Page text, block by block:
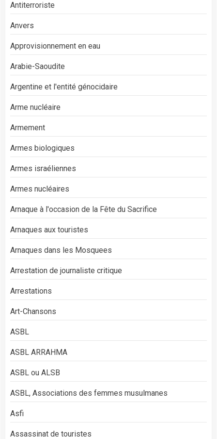
Antiterroriste
Anvers
Approvisionnement en eau
Arabie-Saoudite
Argentine et l'entité génocidaire
Arme nucléaire
Armement
Armes biologiques
Armes israéliennes
Armes nucléaires
Arnaque à l'occasion de la Fête du Sacrifice
Arnaques aux touristes
Arnaques dans les Mosquees
Arrestation de journaliste critique
Arrestations
Art-Chansons
ASBL
ASBL ARRAHMA
ASBL ou ALSB
ASBL, Associations des femmes musulmanes
Asfi
Assassinat de touristes